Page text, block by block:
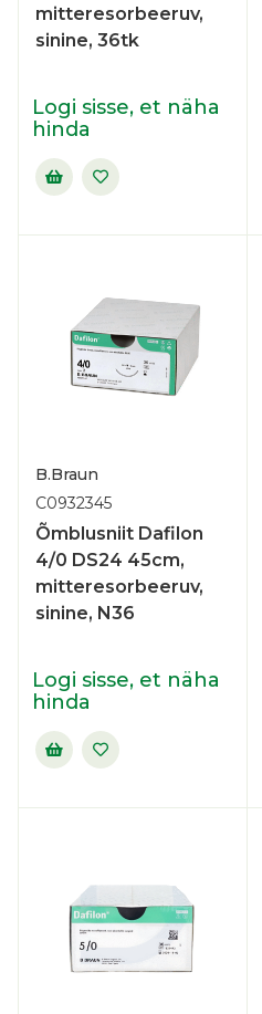
mitteresorbeeruv,
sinine, 36tk
Logi sisse, et näha
hinda
B.Braun
C0932345
Õmblusniit Dafilon
4/0 DS24 45cm,
mitteresorbeeruv,
sinine, N36
Logi sisse, et näha
hinda